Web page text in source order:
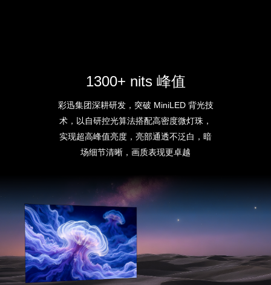
1300+ nits 峰值
彩迅集团深耕研发，突破 MiniLED 背光技
术，以自研控光算法搭配高密度微灯珠，
实现超高峰值亮度，亮部通透不泛白，暗
场细节清晰，画质表现更卓越